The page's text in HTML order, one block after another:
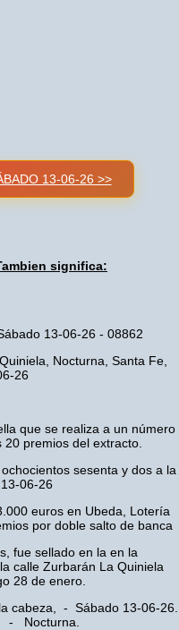
13-06-26 >>
significa:
13-06-26 - 08862
Nocturna, Santa Fe,
26
que se realiza a un número
premios del extracto.
sesenta y dos a la
06-26
euros en Ubeda, Lotería
por doble salto de banca
fue sellado en la en la
calle Zurbarán La Quiniela
28 de enero.
cabeza, - Sábado 13-06-26.
- Nocturna.